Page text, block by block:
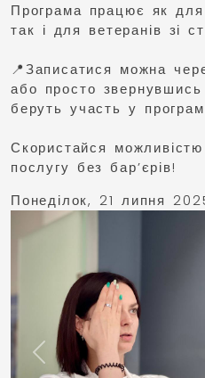
Програма працює як для
так і для ветеранів зі
📍Записатися можна
або просто
беруть участь у
Скористайся
послугу без бар’єрів!
Понеділок, 21 липня
Previous